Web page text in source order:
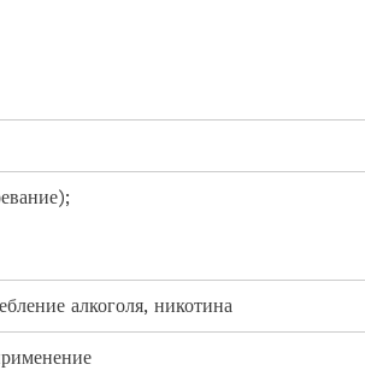
алкоголя, никотина